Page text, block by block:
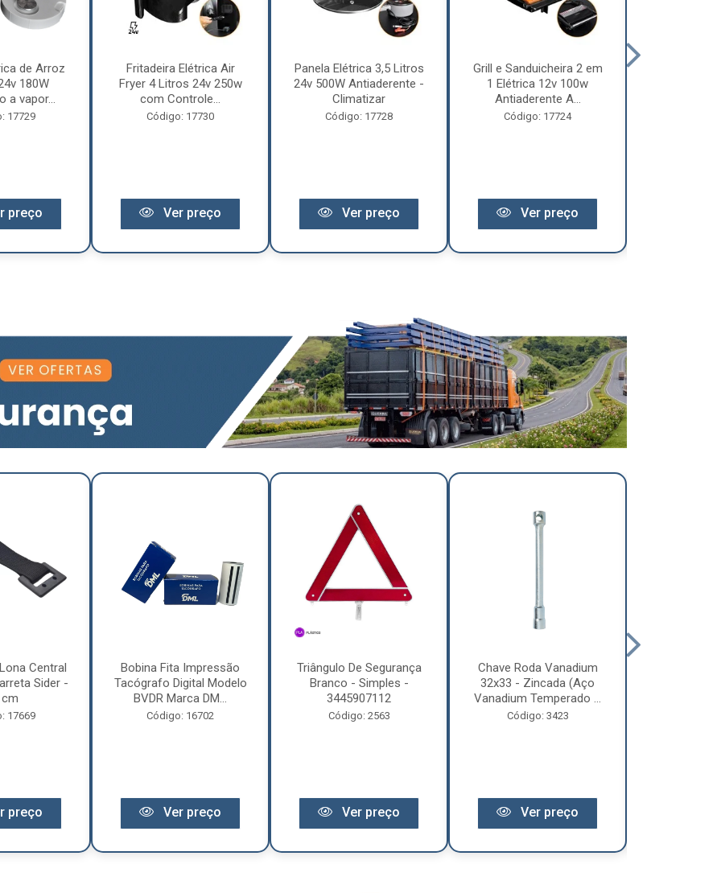
de Arroz
180W
a vapor...
17729
preço
Fritadeira Elétrica Air
Fryer 4 Litros 24v 250w
com Controle...
Código: 17730
Ver preço
Panela Elétrica 3,5 Litros
24v 500W Antiaderente -
Climatizar
Código: 17728
Ver preço
Grill e Sanduicheira 2 em
1 Elétrica 12v 100w
Antiaderente A...
Código: 17724
Ver preço
Central
Sider -
17669
preço
Bobina Fita Impressão
Tacógrafo Digital Modelo
BVDR Marca DM...
Código: 16702
Ver preço
Triângulo De Segurança
Branco - Simples -
3445907112
Código: 2563
Ver preço
Chave Roda Vanadium
32x33 - Zincada (Aço
Vanadium Temperado ...
Código: 3423
Ver preço